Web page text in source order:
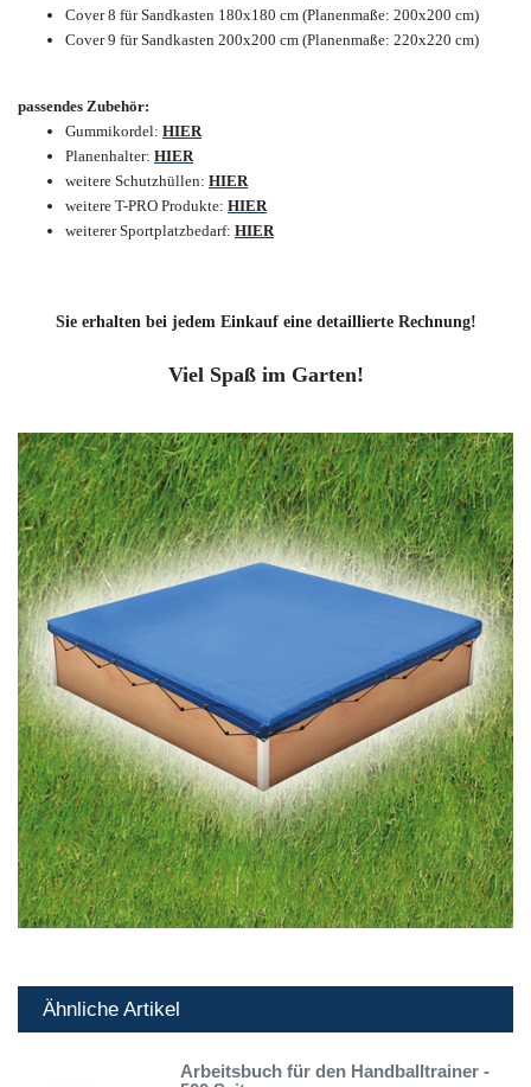
Cover 8 für Sandkasten 180x180 cm (Planenmaße: 200x200 cm)
Cover 9 für Sandkasten 200x200 cm (Planenmaße: 220x220 cm)
passendes Zubehör:
Gummikordel: HIER
Planenhalter: HIER
weitere Schutzhüllen: HIER
weitere T-PRO Produkte: HIER
weiterer Sportplatzbedarf: HIER
Sie erhalten bei jedem Einkauf eine detaillierte Rechnung!
Viel Spaß im Garten!
Ähnliche Artikel
Arbeitsbuch für den Handballtrainer -